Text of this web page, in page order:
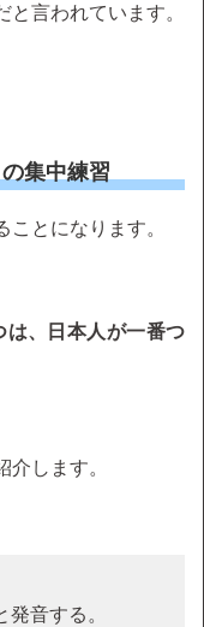
言われています。
集中練習
とになります。
は、日本人が一番つ
します。
音する。